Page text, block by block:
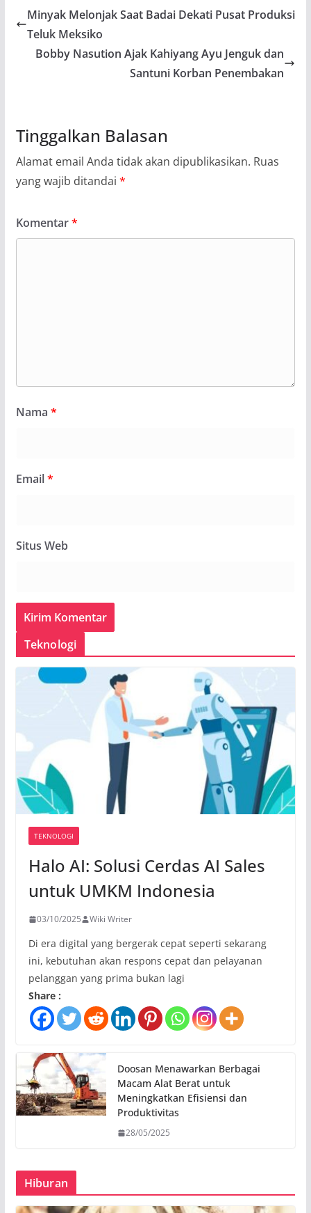
Minyak Melonjak Saat Badai Dekati Pusat Produksi
Teluk Meksiko
Bobby Nasution Ajak Kahiyang Ayu Jenguk dan
Santuni Korban Penembakan
Tinggalkan Balasan
Alamat email Anda tidak akan dipublikasikan. Ruas
yang wajib ditandai *
Komentar*
Nama *
Email*
Situs Web
Teknologi
TEKNOLOGI
Halo AI: Solusi Cerdas AI Sales
untuk UMKM Indonesia
03/10/2025 Wiki Writer
Di era digital yang bergerak cepat seperti sekarang
ini, kebutuhan akan respons cepat dan pelayanan
pelanggan yang prima bukan lagi
Share :
Doosan Menawarkan Berbagai
Macam Alat Berat untuk
Meningkatkan Efisiensi dan
Produktivitas
28/05/2025
Hiburan